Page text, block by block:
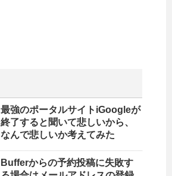
最強のポータルサイトiGoogleが
終了すると聞いて悲しいから、
なんで悲しいか考えてみた
Bufferからの予約投稿に失敗す